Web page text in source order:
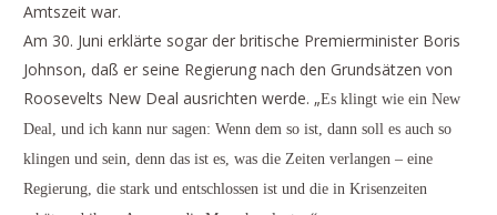
Amtszeit war.
Am 30. Juni erklärte sogar der britische Premierminister Boris
Johnson, daß er seine Regierung nach den Grundsätzen von
Roosevelts New Deal ausrichten werde. „Es klingt wie ein New
Deal, und ich kann nur sagen: Wenn dem so ist, dann soll es auch so
klingen und sein, denn das ist es, was die Zeiten verlangen – eine
Regierung, die stark und entschlossen ist und die in Krisenzeiten